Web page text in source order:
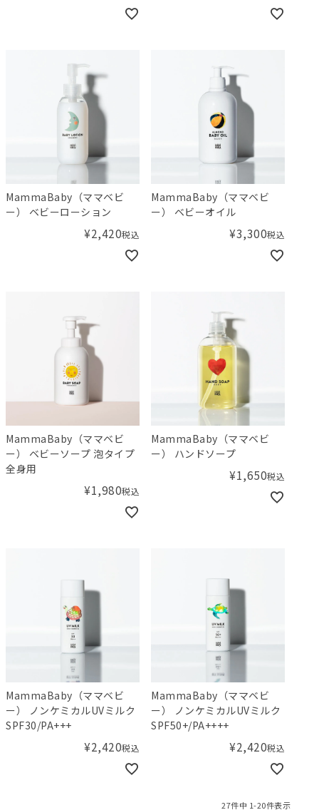
MammaBaby（ママベビ
ー） ベビーローション
¥2,420税込
MammaBaby（ママベビ
ー） ベビーオイル
¥3,300税込
MammaBaby（ママベビ
ー） ベビーソープ 泡タイプ
全身用
¥1,980税込
MammaBaby（ママベビ
ー） ハンドソープ
¥1,650税込
MammaBaby（ママベビ
ー） ノンケミカルUVミルク
SPF30/PA+++
¥2,420税込
MammaBaby（ママベビ
ー） ノンケミカルUVミルク
SPF50+/PA++++
¥2,420税込
27件中 1-20件表示